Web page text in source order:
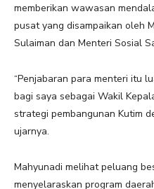
memberikan wawasan
pusat yang disampaikan oleh
Sulaiman dan Menteri Sosial
“Penjabaran para menteri itu
bagi saya sebagai Wakil
strategi pembangunan Kutim
ujarnya.
Mahyunadi melihat peluang
menyelaraskan program